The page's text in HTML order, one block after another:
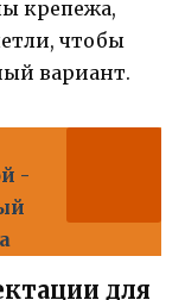
крепежа,
чтобы
вариант.
-
для